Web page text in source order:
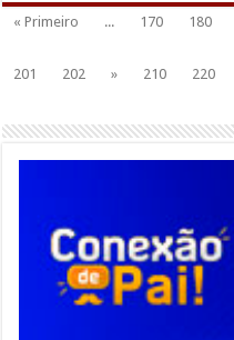
« Primeiro ... 170 180
201
202 » 210 220